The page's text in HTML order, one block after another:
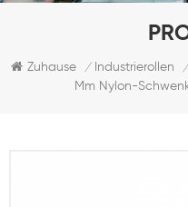
Zuhause / Industrierollen /
Mm Nylon-